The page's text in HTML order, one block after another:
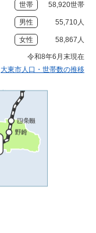
世帯 58,920世帯
男性 55,710人
女性 58,867人
令和8年6月末現在
大東市人口・世帯数の推移